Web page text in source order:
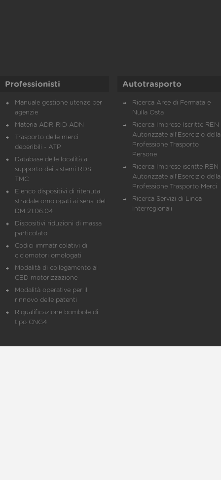
Professionisti
Manuale gestione utenze per
agenzie
Materia ADR-RID-ADN
Trasporto delle merci
deperibili - ATP
Database delle località a
supporto dei sistemi RDS
TMC
Elenco dispositivi di ritenuta
stradale omologati ai sensi del
DM 21.06.04
Dispositivi riduzioni di massa
particolato
Codici immatricolativi di
ciclomotori omologati
Modalità di collegamento al
CED motorizzazione
Modalità operative per il
rinnovo delle patenti
Riqualificazione bombole di
tipo CNG4
Autotrasporto
Ricerca Aree di Fermata e
Nulla Osta
Ricerca Imprese Iscritte REN
Autorizzate all'Esercizio della
Professione Trasporto
Persone
Ricerca Imprese iscritte REN
Autorizzate all'Esercizio della
Professione Trasporto Merci
Ricerca Servizi di Linea
Interregionali